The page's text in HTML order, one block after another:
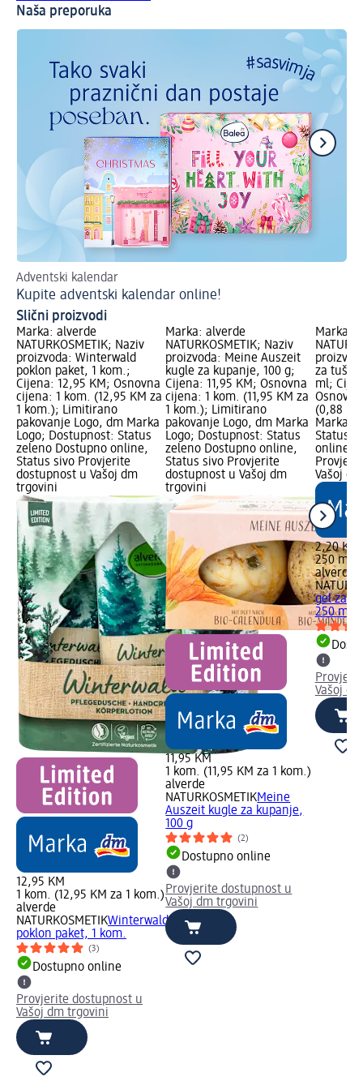
Naša preporuka
Adventski kalendar
Kupite adventski kalendar online!
Slični proizvodi
Marka: alverde
NATURKOSMETIK; Naziv
proizvoda: Winterwald
poklon paket, 1 kom.;
Cijena: 12,95 KM; Osnovna
cijena: 1 kom. (12,95 KM za
1 kom.); Limitirano
pakovanje Logo, dm Marka
Logo; Dostupnost: Status
zeleno Dostupno online,
Status sivo Provjerite
dostupnost u Vašoj dm
trgovini
12,95 KM
1 kom. (12,95 KM za 1 kom.)
alverde
NATURKOSMETIKWinterwald
poklon paket, 1 kom.
(3)
Dostupno online
Provjerite dostupnost u
Vašoj dm trgovini
Marka: alverde
NATURKOSMETIK; Naziv
proizvoda: Meine Auszeit
kugle za kupanje, 100 g;
Cijena: 11,95 KM; Osnovna
cijena: 1 kom. (11,95 KM za
1 kom.); Limitirano
pakovanje Logo, dm Marka
Logo; Dostupnost: Status
zeleno Dostupno online,
Status sivo Provjerite
dostupnost u Vašoj dm
trgovini
11,95 KM
1 kom. (11,95 KM za 1 kom.)
alverde
NATURKOSMETIKMeine
Auszeit kugle za kupanje,
100 g
(2)
Dostupno online
Provjerite dostupnost u
Vašoj dm trgovini
Marka:
za
ml;
(0,88
Marka
Status
online,
Vašoj
2,20 KM
250 ml
alverde
gel za
250 ml
Vašoj